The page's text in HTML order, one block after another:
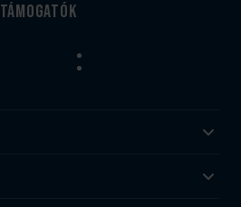
Támogatók